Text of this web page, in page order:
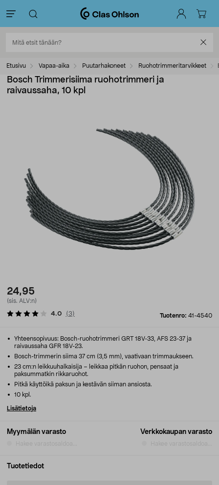
Etusivu Vapaa-aika Puutarhakoneet Ruohotrimmeritarvikkeet
Bosch Trimmerisiima ruohotrimmeri ja
raivaussaha, 10 kpl
24,95
(sis. ALV:n)
Tuotenro: 41-4540
4.0 (3)
Myymälän varasto
Hakee varastosaldoa...
Verkkokaupan varasto
Hakee varastosaldoa...
Yhteensopivuus: Bosch-ruohotrimmeri GRT 18V-33, AFS 23-37 ja
raivaussaha GFR 18V-23.
Bosch-trimmerin siima 37 cm (3,5 mm), vaativaan trimmaukseen.
23 cm:n leikkuuhalkaisija – leikkaa pitkän ruohon, pensaat ja
paksummatkin rikkaruohot.
Pitkä käyttöikä paksun ja kestävän siiman ansiosta.
10 kpl.
Lisätietoja
Tuotetiedot